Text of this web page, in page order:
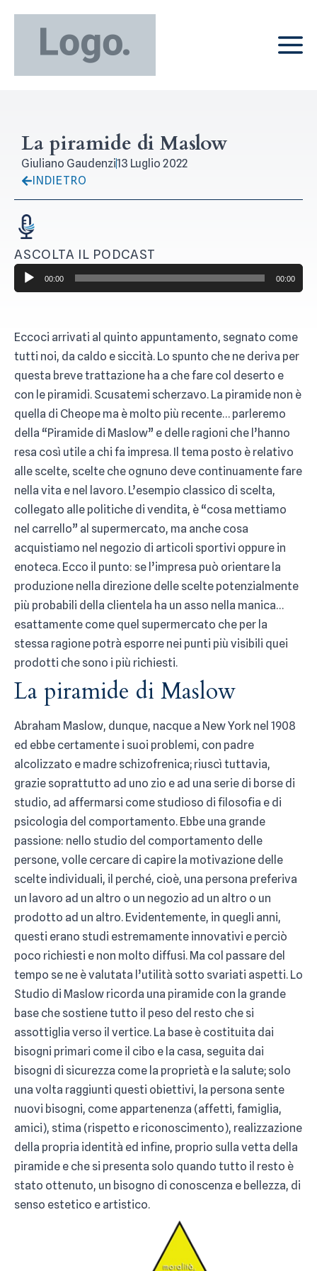
La piramide di Maslow
Giuliano Gaudenzi13 Luglio 2022
INDIETRO
ASCOLTA IL PODCAST
Audio
Player
00:00 00:00
Eccoci arrivati al quinto appuntamento, segnato come
tutti noi, da caldo e siccità. Lo spunto che ne deriva per
questa breve trattazione ha a che fare col deserto e
con le piramidi. Scusatemi scherzavo. La piramide non è
quella di Cheope ma è molto più recente… parleremo
della “Piramide di Maslow” e delle ragioni che l’hanno
resa così utile a chi fa impresa. Il tema posto è relativo
alle scelte, scelte che ognuno deve continuamente fare
nella vita e nel lavoro. L’esempio classico di scelta,
collegato alle politiche di vendita, è “cosa mettiamo
nel carrello” al supermercato, ma anche cosa
acquistiamo nel negozio di articoli sportivi oppure in
enoteca. Ecco il punto: se l’impresa può orientare la
produzione nella direzione delle scelte potenzialmente
più probabili della clientela ha un asso nella manica…
esattamente come quel supermercato che per la
stessa ragione potrà esporre nei punti più visibili quei
prodotti che sono i più richiesti.
La piramide di Maslow
Abraham Maslow, dunque, nacque a New York nel 1908
ed ebbe certamente i suoi problemi, con padre
alcolizzato e madre schizofrenica; riuscì tuttavia,
grazie soprattutto ad uno zio e ad una serie di borse di
studio, ad affermarsi come studioso di filosofia e di
psicologia del comportamento. Ebbe una grande
passione: nello studio del comportamento delle
persone, volle cercare di capire la motivazione delle
scelte individuali, il perché, cioè, una persona preferiva
un lavoro ad un altro o un negozio ad un altro o un
prodotto ad un altro. Evidentemente, in quegli anni,
questi erano studi estremamente innovativi e perciò
poco richiesti e non molto diffusi. Ma col passare del
tempo se ne è valutata l’utilità sotto svariati aspetti. Lo
Studio di Maslow ricorda una piramide con la grande
base che sostiene tutto il peso del resto che si
assottiglia verso il vertice. La base è costituita dai
bisogni primari come il cibo e la casa, seguita dai
bisogni di sicurezza come la proprietà e la salute; solo
una volta raggiunti questi obiettivi, la persona sente
nuovi bisogni, come appartenenza (affetti, famiglia,
amici), stima (rispetto e riconoscimento), realizzazione
della propria identità ed infine, proprio sulla vetta della
piramide e che si presenta solo quando tutto il resto è
stato ottenuto, un bisogno di conoscenza e bellezza, di
senso estetico e artistico.